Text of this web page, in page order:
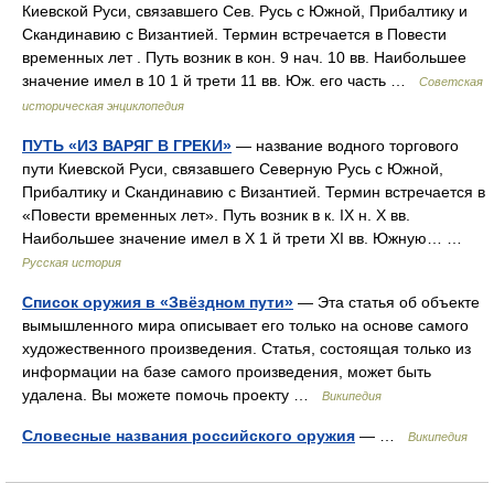
Киевской Руси, связавшего Сев. Русь с Южной, Прибалтику и
Скандинавию с Византией. Термин встречается в Повести
временных лет . Путь возник в кон. 9 нач. 10 вв. Наибольшее
значение имел в 10 1 й трети 11 вв. Юж. его часть …
Советская
историческая энциклопедия
ПУТЬ «ИЗ ВАРЯГ В ГРЕКИ» — название водного торгового
пути Киевской Руси, связавшего Северную Русь с Южной,
Прибалтику и Скандинавию с Византией. Термин встречается в
«Повести временных лет». Путь возник в к. IX н. X вв.
Наибольшее значение имел в X 1 й трети XI вв. Южную… …
Русская история
Список оружия в «Звёздном пути» — Эта статья об объекте
вымышленного мира описывает его только на основе самого
художественного произведения. Статья, состоящая только из
информации на базе самого произведения, может быть
удалена. Вы можете помочь проекту …
Википедия
Словесные названия российского оружия — … Википедия